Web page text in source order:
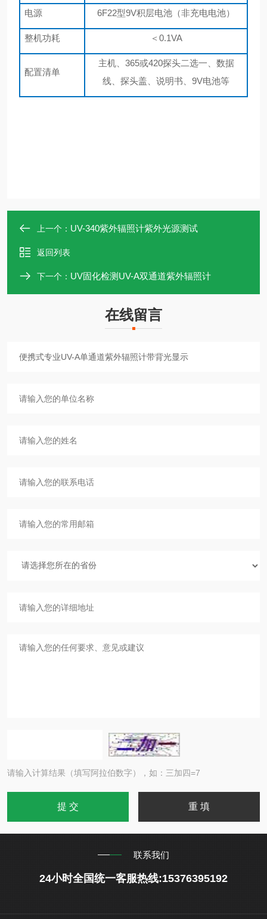
电源 6F22型9V积层电池（非充电电池）
整机功耗 ＜ 0.1VA
配置清单
主机、 365或420探头二选一、数据
线、探头盖、说明书、9V电池等
上一个： UV-340紫外辐照计紫外光源测试
返回列表
下一个： UV固化检测UV-A双通道紫外辐照计
在线留言
请输入计算结果（填写阿拉伯数字），如：三加四=7
联系我们
24小时全国统一客服热线:15376395192